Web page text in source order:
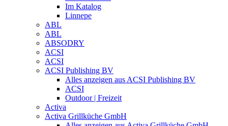
Im Katalog
Linnepe
ABL
ABL
ABSODRY
ACSI
ACSI
ACSI Publishing BV
Alles anzeigen aus ACSI Publishing BV
ACSI
Outdoor | Freizeit
Activa
Activa Grillküche GmbH